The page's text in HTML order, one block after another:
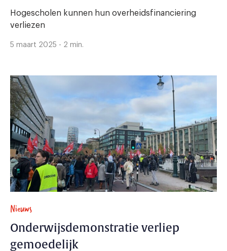
Hogescholen kunnen hun overheidsfinanciering
verliezen
5 maart 2025 - 2 min.
Nieuws
Onderwijsdemonstratie verliep
gemoedelijk